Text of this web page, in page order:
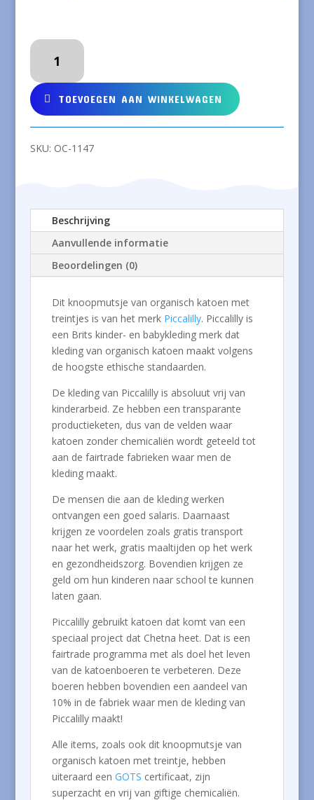
Knoopmutsje
organisch
katoen
met
treintjes
aantal
TOEVOEGEN AAN WINKELWAGEN
SKU: OC-1147
Beschrijving
Aanvullende informatie
Beoordelingen (0)
Dit knoopmutsje van organisch katoen met
treintjes is van het merk Piccalilly. Piccalilly is
een Brits kinder- en babykleding merk dat
kleding van organisch katoen maakt volgens
de hoogste ethische standaarden.
De kleding van Piccalilly is absoluut vrij van
kinderarbeid. Ze hebben een transparante
productieketen, dus van de velden waar
katoen zonder chemicaliën wordt geteeld tot
aan de fairtrade fabrieken waar men de
kleding maakt.
De mensen die aan de kleding werken
ontvangen een goed salaris. Daarnaast
krijgen ze voordelen zoals gratis transport
naar het werk, gratis maaltijden op het werk
en gezondheidszorg. Bovendien krijgen ze
geld om hun kinderen naar school te kunnen
laten gaan.
Piccalilly gebruikt katoen dat komt van een
speciaal project dat Chetna heet. Dat is een
fairtrade programma met als doel het leven
van de katoenboeren te verbeteren. Deze
boeren hebben bovendien een aandeel van
10% in de fabriek waar men de kleding van
Piccalilly maakt!
Alle items, zoals ook dit knoopmutsje van
organisch katoen met treintje, hebben
uiteraard een GOTS certificaat, zijn
superzacht en vrij van giftige chemicaliën.